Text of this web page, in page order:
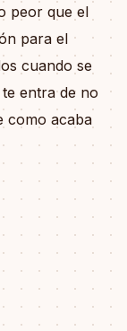
peor que el
para el
cuando se
entra de no
como acaba